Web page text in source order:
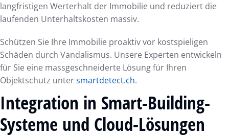
langfristigen Werterhalt der Immobilie und reduziert die
laufenden Unterhaltskosten massiv.
Schützen Sie Ihre Immobilie proaktiv vor kostspieligen
Schäden durch Vandalismus. Unsere Experten entwickeln
für Sie eine massgeschneiderte Lösung für Ihren
Objektschutz untersmartdetect.ch.
Integration in Smart-Building-
Systeme und Cloud-Lösungen